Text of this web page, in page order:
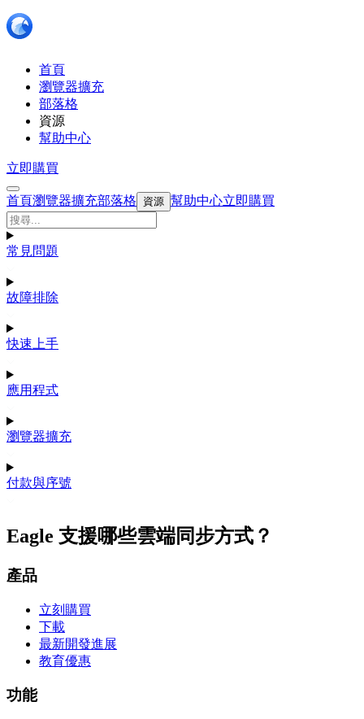
首頁
瀏覽器擴充
部落格
資源
幫助中心
立即購買
首頁瀏覽器擴充部落格 資源 幫助中心立即購買
常見問題
故障排除
快速上手
應用程式
瀏覽器擴充
付款與序號
Eagle 支援哪些雲端同步方式？
產品
立刻購買
下載
最新開發進展
教育優惠
功能